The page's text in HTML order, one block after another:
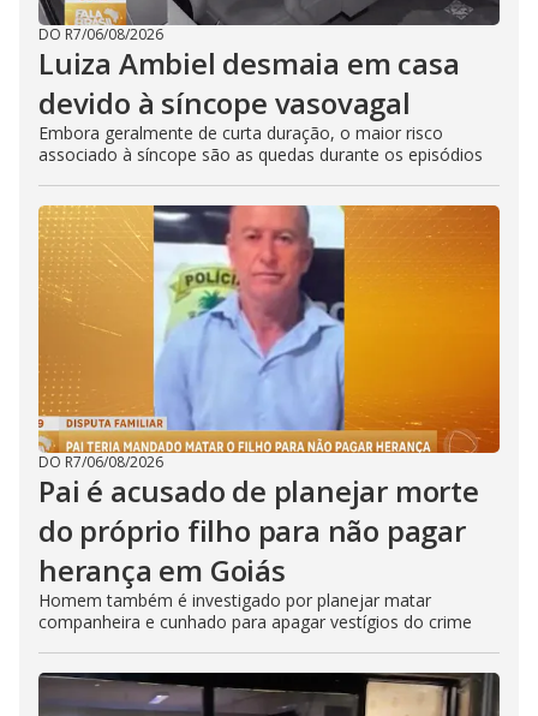
DO R7/06/08/2026
Luiza Ambiel desmaia em casa
devido à síncope vasovagal
Embora geralmente de curta duração, o maior risco
associado à síncope são as quedas durante os episódios
DO R7/06/08/2026
Pai é acusado de planejar morte
do próprio filho para não pagar
herança em Goiás
Homem também é investigado por planejar matar
companheira e cunhado para apagar vestígios do crime